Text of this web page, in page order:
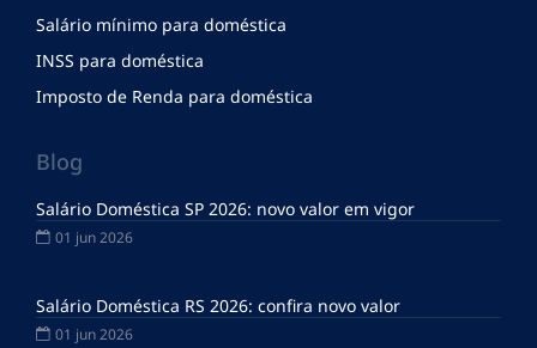
Salário mínimo para doméstica
INSS para doméstica
Imposto de Renda para doméstica
Blog
Salário Doméstica SP 2026: novo valor em vigor
01 jun 2026
Salário Doméstica RS 2026: confira novo valor
01 jun 2026